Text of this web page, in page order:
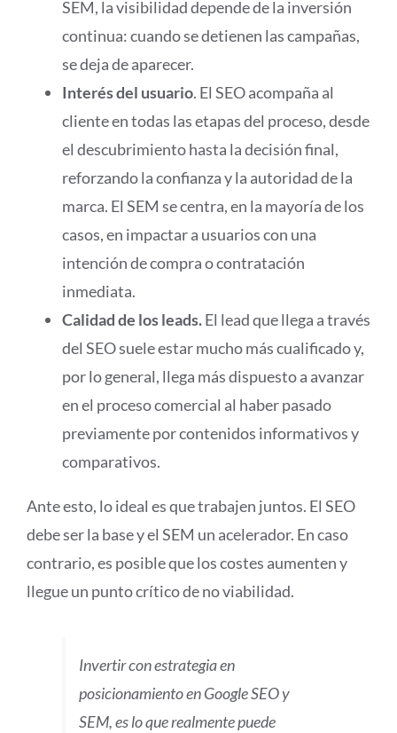
SEM, la visibilidad depende de la inversión
continua: cuando se detienen las campañas,
se deja de aparecer.
Interés del usuario. El SEO acompaña al
cliente en todas las etapas del proceso, desde
el descubrimiento hasta la decisión final,
reforzando la confianza y la autoridad de la
marca. El SEM se centra, en la mayoría de los
casos, en impactar a usuarios con una
intención de compra o contratación
inmediata.
Calidad de los leads.El lead que llega a través
del SEO suele estar mucho más cualificado y,
por lo general, llega más dispuesto a avanzar
en el proceso comercial al haber pasado
previamente por contenidos informativos y
comparativos.
Ante esto, lo ideal es que trabajen juntos. El SEO
debe ser la base y el SEM un acelerador. En caso
contrario, es posible que los costes aumenten y
llegue un punto crítico de no viabilidad.
Invertir con estrategia en
posicionamiento en Google SEO y
SEM, es lo que realmente puede